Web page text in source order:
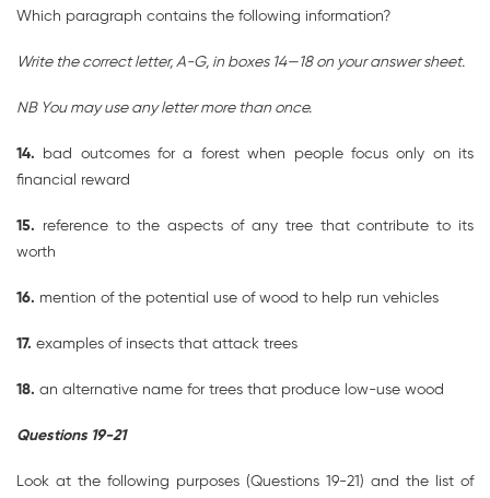
Which paragraph contains the following information?
Write the correct letter, A-G, in boxes 14—18 on your answer sheet.
NB You may use any letter more than once.
14. bad outcomes for a forest when people focus only on its
financial reward
15. reference to the aspects of any tree that contribute to its
worth
16. mention of the potential use of wood to help run vehicles
17. examples of insects that attack trees
18. an alternative name for trees that produce low-use wood
Questions 19-21
Look at the following purposes (Questions 19-21) and the list of